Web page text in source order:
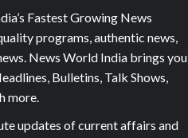
Fastest Growing News
programs, authentic news,
News World India brings you
Bulletins, Talk Shows,
more.
updates of current affairs and